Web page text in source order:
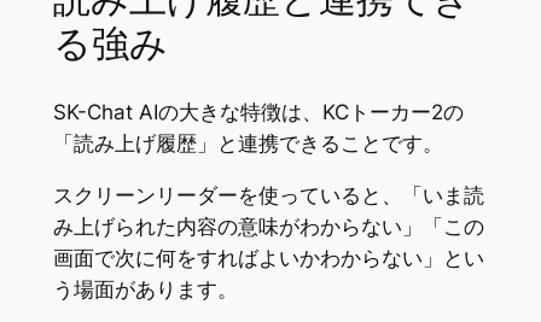
る強み
SK-Chat AIの大きな特徴は、KCトーカー2の
「読み上げ履歴」と連携できることです。
スクリーンリーダーを使っていると、「いま読
み上げられた内容の意味がわからない」「この
画面で次に何をすればよいかわからない」とい
う場面があります。